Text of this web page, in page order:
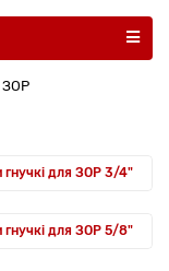
ЗОР
гнучкі для ЗОР 3/4"
гнучкі для ЗОР 5/8"